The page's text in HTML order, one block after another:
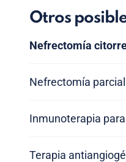
Otros
Nefrectomía
Nefrectomía
Inmunoterapia
Terapia